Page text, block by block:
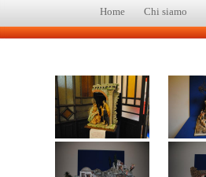
Home Chi siamo